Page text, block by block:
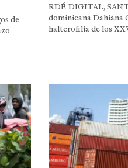
de
RDÉ DIGITAL,
dominicana Dahiana
halterofilia de los